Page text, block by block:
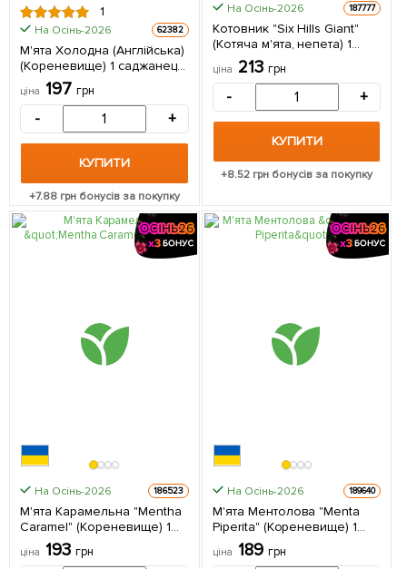
1
На Осінь-2026 62382
М'ята Холодна (Англійська)
(Кореневище) 1 саджанець
в упаковці
ціна 197 грн
- +
КУПИТИ
+7.88 грн бонусів за покупку
На Осінь-2026 187777
Котовник "Six Hills Giant"
(Котяча м'ята, непета) 1
саджанець в упаковці
ціна 213 грн
- +
КУПИТИ
+8.52 грн бонусів за покупку
На Осінь-2026 186523
М'ята Карамельна "Mentha
Caramel" (Кореневище) 1
саджанець в упаковці
ціна 193 грн
На Осінь-2026 189640
М'ята Ментолова "Menta
Piperita" (Кореневище) 1
саджанець в упаковці
ціна 189 грн